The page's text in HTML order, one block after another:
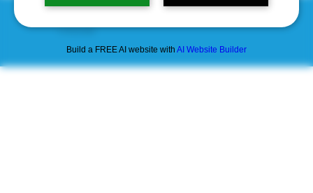
Build a FREE AI website with AI Website Builder